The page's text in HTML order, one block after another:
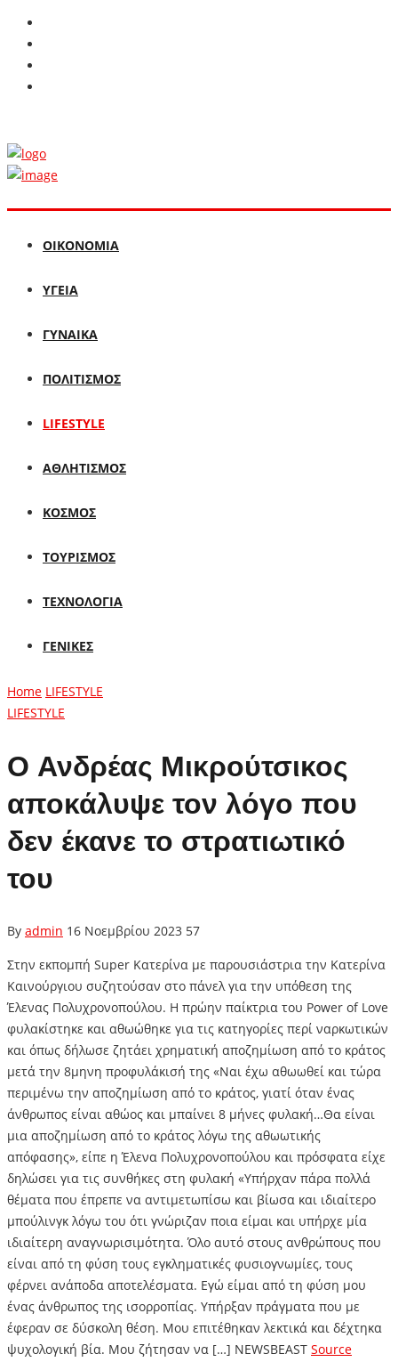
ΟΙΚΟΝΟΜΙΑ
ΥΓΕΙΑ
ΓΥΝΑΙΚΑ
ΠΟΛΙΤΙΣΜΟΣ
LIFESTYLE
ΑΘΛΗΤΙΣΜΟΣ
ΚΟΣΜΟΣ
ΤΟΥΡΙΣΜΟΣ
ΤΕΧΝΟΛΟΓΙΑ
ΓΕΝΙΚΕΣ
Home LIFESTYLE
LIFESTYLE
O Ανδρέας Μικρούτσικος
αποκάλυψε τον λόγο που
δεν έκανε το στρατιωτικό
του
By admin 16 Νοεμβρίου 2023 57
Στην εκπομπή Super Κατερίνα με παρουσιάστρια την Κατερίνα
Καινούργιου συζητούσαν στο πάνελ για την υπόθεση της
Έλενας Πολυχρονοπούλου. Η πρώην παίκτρια του Power of Love
φυλακίστηκε και αθωώθηκε για τις κατηγορίες περί ναρκωτικών
και όπως δήλωσε ζητάει χρηματική αποζημίωση από το κράτος
μετά την 8μηνη προφυλάκισή της «Ναι έχω αθωωθεί και τώρα
περιμένω την αποζημίωση από το κράτος, γιατί όταν ένας
άνθρωπος είναι αθώος και μπαίνει 8 μήνες φυλακή…Θα είναι
μια αποζημίωση από το κράτος λόγω της αθωωτικής
απόφασης», είπε η Έλενα Πολυχρονοπούλου και πρόσφατα είχε
δηλώσει για τις συνθήκες στη φυλακή «Υπήρχαν πάρα πολλά
θέματα που έπρεπε να αντιμετωπίσω και βίωσα και ιδιαίτερο
μπούλινγκ λόγω του ότι γνώριζαν ποια είμαι και υπήρχε μία
ιδιαίτερη αναγνωρισιμότητα. Όλο αυτό στους ανθρώπους που
είναι από τη φύση τους εγκληματικές φυσιογνωμίες, τους
φέρνει ανάποδα αποτελέσματα. Εγώ είμαι από τη φύση μου
ένας άνθρωπος της ισορροπίας. Υπήρξαν πράγματα που με
έφεραν σε δύσκολη θέση. Μου επιτέθηκαν λεκτικά και δέχτηκα
ψυχολογική βία. Μου ζήτησαν να […] NEWSBEAST Source